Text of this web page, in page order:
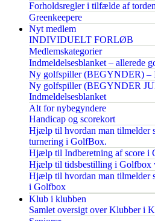
Forholdsregler i tilfælde af
Greenkeepere
Nyt medlem
INDIVIDUELT FORLØB
Medlemskategorier
Indmeldelsesblanket – allerede
Ny golfspiller (BEGYNDER) –
Ny golfspiller (BEGYNDER
Indmeldelsesblanket
Alt for nybegyndere
Handicap og scorekort
Hjælp til hvordan man tilmelder
turnering i GolfBox.
Hjælp til Indberetning af score i
Hjælp til tidsbestilling i Golfbox
Hjælp til hvordan man tilmelder
i Golfbox
Klub i klubben
Samlet oversigt over Klubber i